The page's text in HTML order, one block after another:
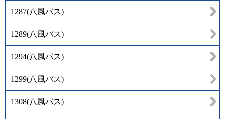
1287(八風バス)
1289(八風バス)
1294(八風バス)
1299(八風バス)
1308(八風バス)